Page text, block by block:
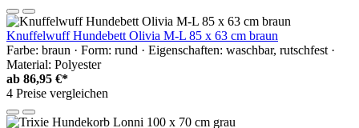
Knuffelwuff Hundebett Olivia M-L 85 x 63 cm braun
Farbe: braun · Form: rund · Eigenschaften: waschbar, rutschfest ·
Material: Polyester
ab 86,95 €*
4 Preise vergleichen